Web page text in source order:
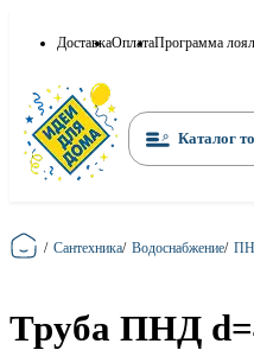
ДоставкаОплатаПрограмма
Каталог
Главная
/ Сантехника/ Водоснабжение/
Труба ПНД